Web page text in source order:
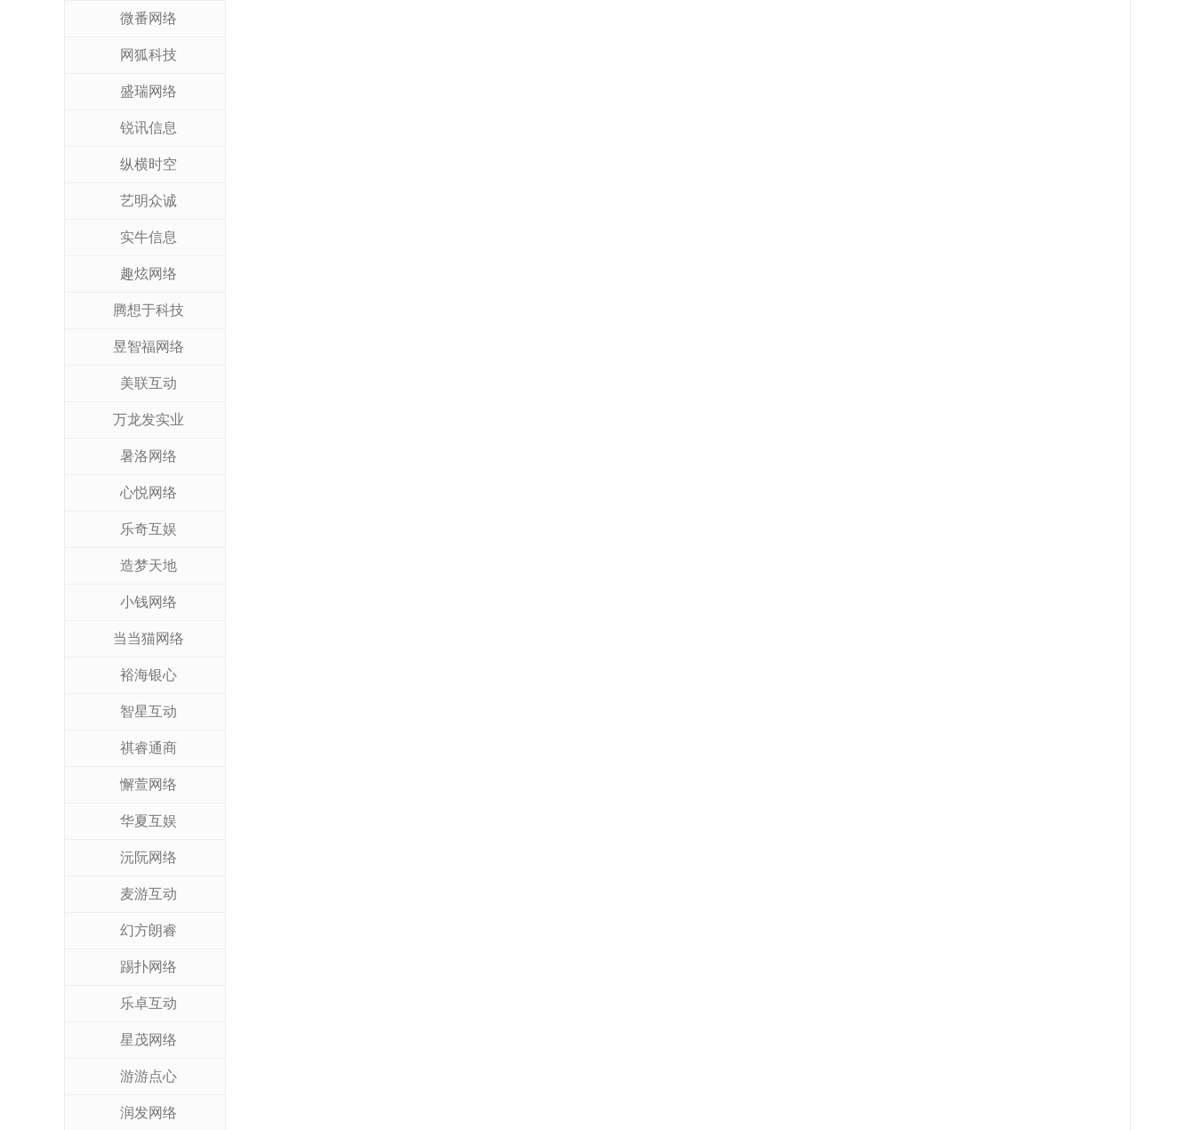
微番网络
网狐科技
盛瑞网络
锐讯信息
纵横时空
艺明众诚
实牛信息
趣炫网络
腾想于科技
昱智福网络
美联互动
万龙发实业
暑洛网络
心悦网络
乐奇互娱
造梦天地
小钱网络
当当猫网络
裕海银心
智星互动
祺睿通商
懈萱网络
华夏互娱
沅阮网络
麦游互动
幻方朗睿
踢扑网络
乐卓互动
星茂网络
游游点心
润发网络